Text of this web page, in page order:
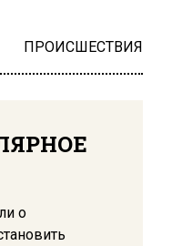
ПРОИСШЕСТВИЯ
о